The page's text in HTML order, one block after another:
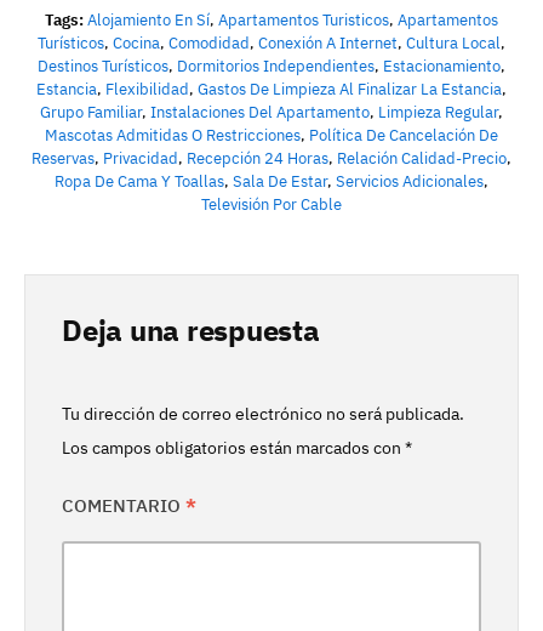
Tags:Alojamiento En Sí, Apartamentos Turisticos, Apartamentos
Turísticos, Cocina, Comodidad, Conexión A Internet, Cultura Local,
Destinos Turísticos, Dormitorios Independientes, Estacionamiento,
Estancia, Flexibilidad, Gastos De Limpieza Al Finalizar La Estancia,
Grupo Familiar, Instalaciones Del Apartamento, Limpieza Regular,
Mascotas Admitidas O Restricciones, Política De Cancelación De
Reservas, Privacidad, Recepción 24 Horas, Relación Calidad-Precio,
Ropa De Cama Y Toallas, Sala De Estar, Servicios Adicionales,
Televisión Por Cable
Deja una respuesta
Tu dirección de correo electrónico no será publicada.
Los campos obligatorios están marcados con *
COMENTARIO *